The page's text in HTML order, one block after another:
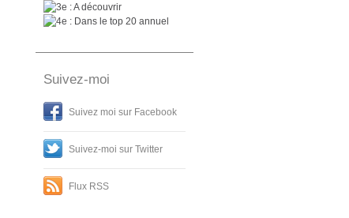
: A découvrir
: Dans le top 20 annuel
Suivez-moi
Suivez moi sur Facebook
Suivez-moi sur Twitter
Flux RSS